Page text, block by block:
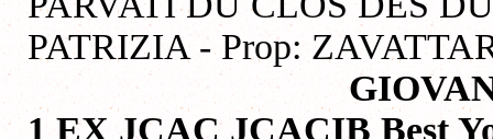
PATRIZIA - Prop:
1 EX JCAC JCACIB Best